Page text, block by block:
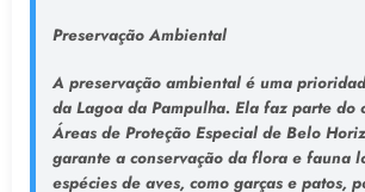
Preservação Ambiental
A preservação ambiental é uma
da Lagoa da Pampulha. Ela faz parte do
Áreas de Proteção Especial de Belo
garante a conservação da flora e fauna
espécies de aves, como garças e patos,